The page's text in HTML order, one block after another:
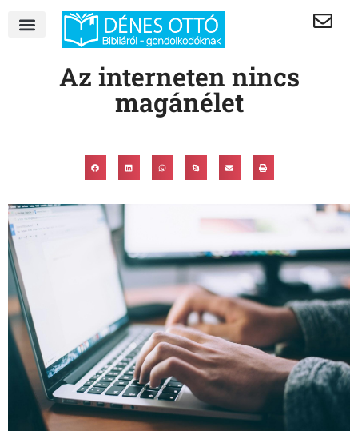
Az interneten nincs
magánélet